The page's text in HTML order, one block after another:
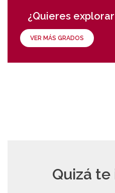
¿Quieres
VER MÁS GRADOS
Quizá